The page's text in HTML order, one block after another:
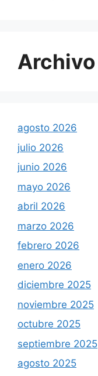
Archivo
agosto 2026
julio 2026
junio 2026
mayo 2026
abril 2026
marzo 2026
febrero 2026
enero 2026
diciembre 2025
noviembre 2025
octubre 2025
septiembre 2025
agosto 2025